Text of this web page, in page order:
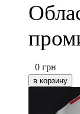
0 грн